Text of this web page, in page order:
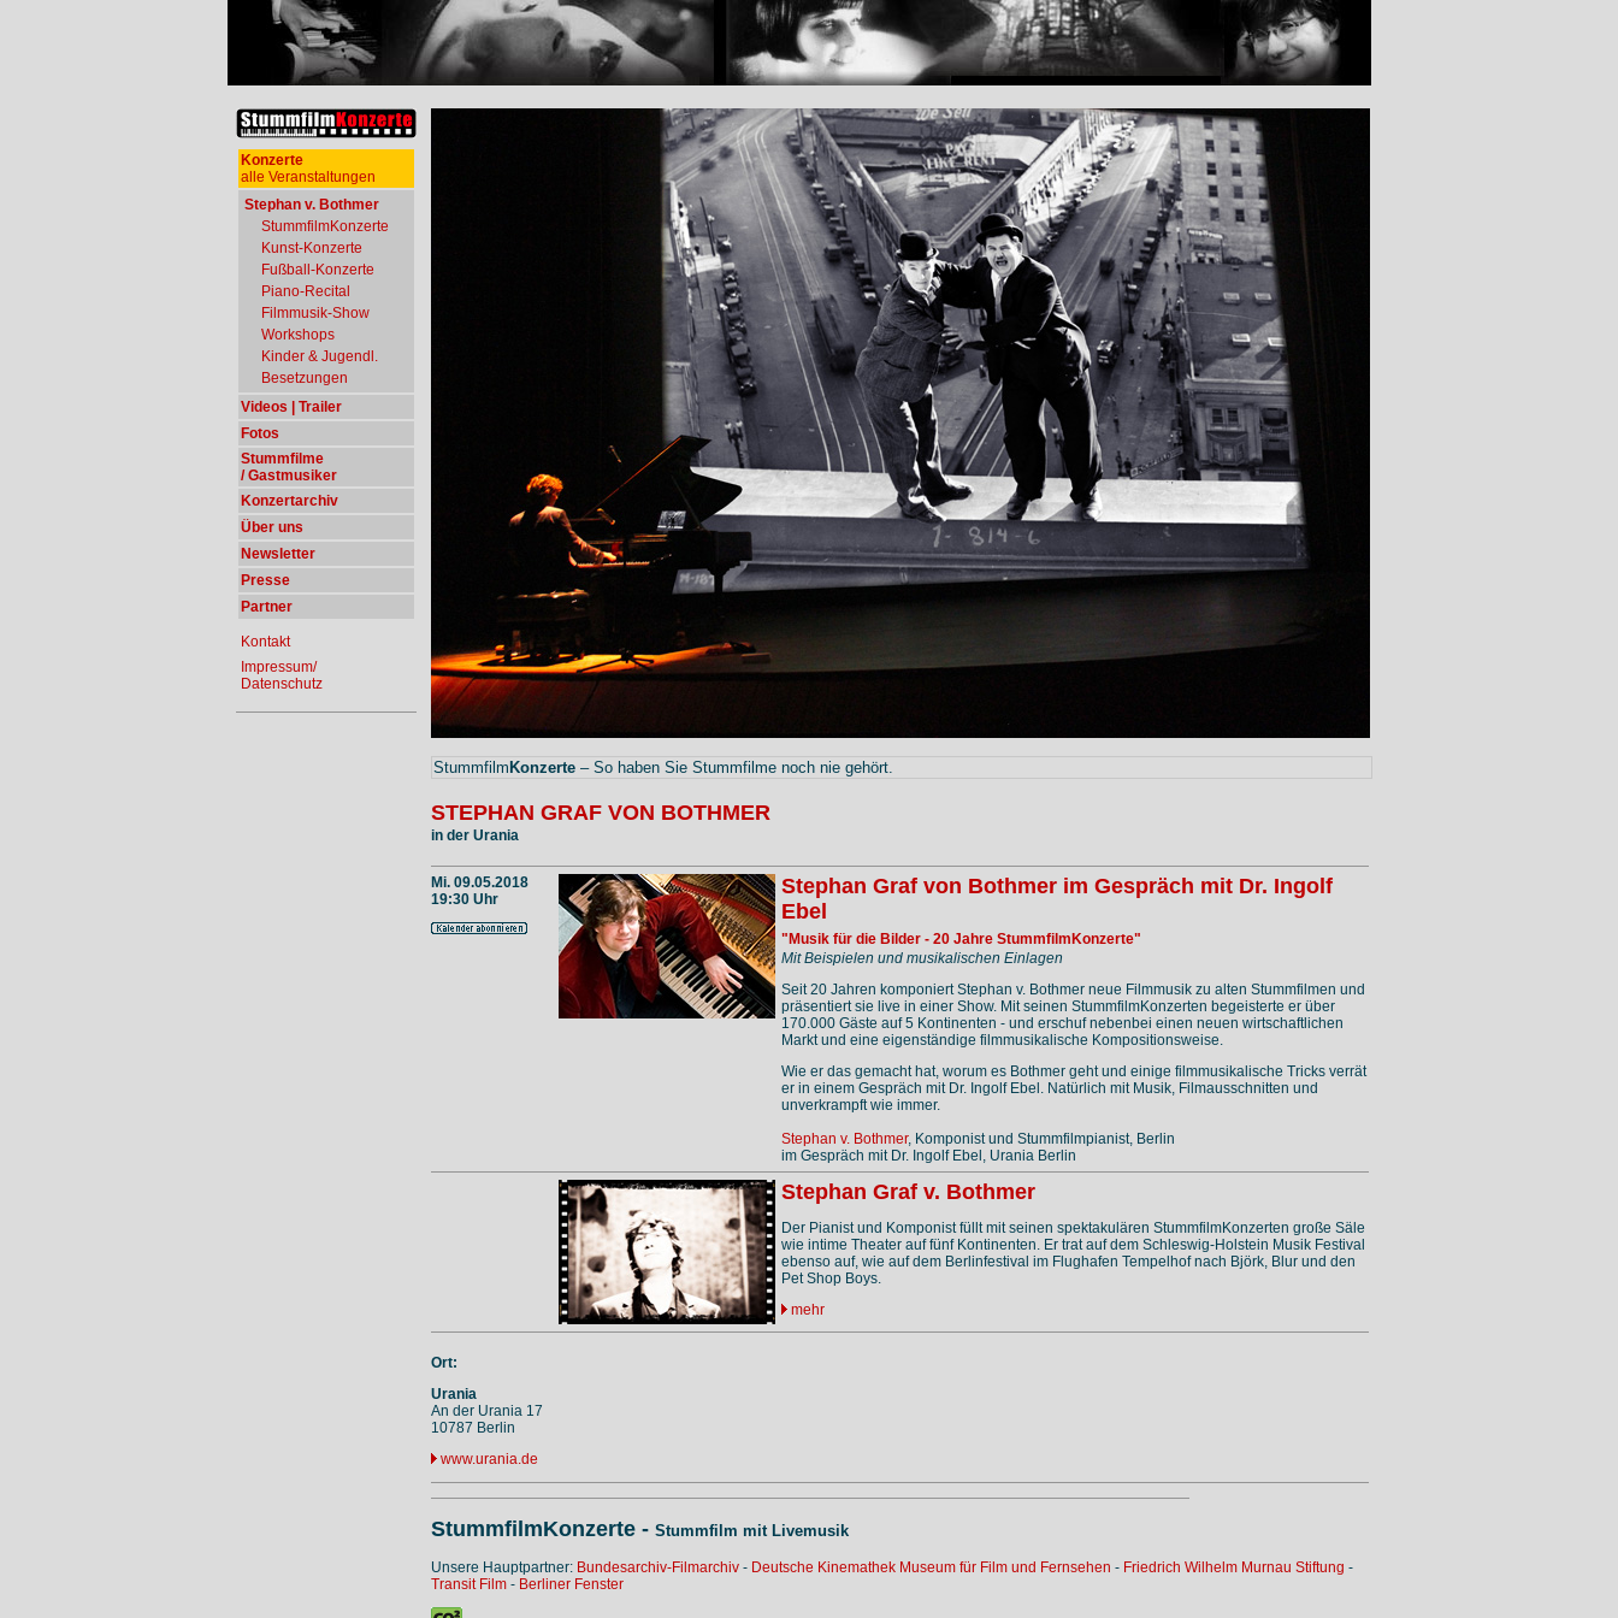
Konzerte
alle Veranstaltungen
Stephan v. Bothmer
StummfilmKonzerte
Kunst-Konzerte
Fußball-Konzerte
Piano-Recital
Filmmusik-Show
Workshops
Kinder & Jugendl.
Besetzungen
Videos | Trailer
Fotos
Stummfilme
/ Gastmusiker
Konzertarchiv
Über uns
Newsletter
Presse
Partner
Kontakt
Impressum/
Datenschutz
StummfilmKonzerte – So haben Sie Stummfilme noch nie gehört.
STEPHAN GRAF VON BOTHMER
in der Urania
Mi. 09.05.2018
19:30 Uhr
Stephan Graf von Bothmer im Gespräch mit Dr. Ingolf
Ebel
"Musik für die Bilder - 20 Jahre StummfilmKonzerte"
Mit Beispielen und musikalischen Einlagen
Seit 20 Jahren komponiert Stephan v. Bothmer neue Filmmusik zu alten Stummfilmen und
präsentiert sie live in einer Show. Mit seinen StummfilmKonzerten begeisterte er über
170.000 Gäste auf 5 Kontinenten - und erschuf nebenbei einen neuen wirtschaftlichen
Markt und eine eigenständige filmmusikalische Kompositionsweise.
Wie er das gemacht hat, worum es Bothmer geht und einige filmmusikalische Tricks verrät
er in einem Gespräch mit Dr. Ingolf Ebel. Natürlich mit Musik, Filmausschnitten und
unverkrampft wie immer.
Stephan v. Bothmer, Komponist und Stummfilmpianist, Berlin
im Gespräch mit Dr. Ingolf Ebel, Urania Berlin
Stephan Graf v. Bothmer
Der Pianist und Komponist füllt mit seinen spektakulären StummfilmKonzerten große Säle
wie intime Theater auf fünf Kontinenten. Er trat auf dem Schleswig-Holstein Musik Festival
ebenso auf, wie auf dem Berlinfestival im Flughafen Tempelhof nach Björk, Blur und den
Pet Shop Boys.
mehr
Ort:
Urania
An der Urania 17
10787 Berlin
www.urania.de
StummfilmKonzerte - Stummfilm mit Livemusik
Unsere Hauptpartner: Bundesarchiv-Filmarchiv - Deutsche Kinemathek Museum für Film und Fernsehen - Friedrich Wilhelm Murnau Stiftung -
Transit Film - Berliner Fenster